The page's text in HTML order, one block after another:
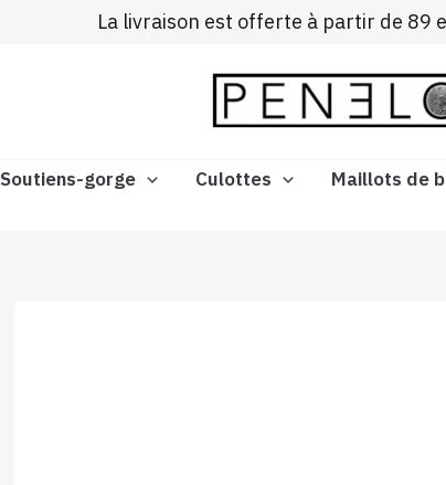
La livraison est offerte à partir de 89
Soutiens-gorge Culottes Maillots de
Trié
du
au
plus
ancien